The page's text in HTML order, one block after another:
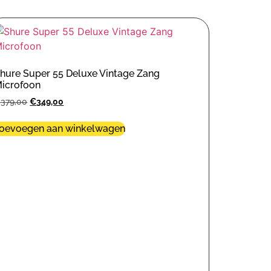
Super 55 Deluxe Vintage Zang
379,00 €349,00
aan winkelwagen